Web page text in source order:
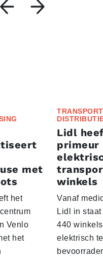
met
het
Venlo
het
Lidl
primeur
winkels
Vanaf
Lidl in
440 winkels
elektrisch te